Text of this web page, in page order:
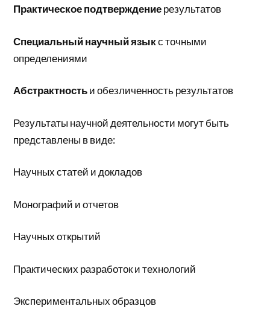
Практическое подтверждениерезультатов
Специальный научный языкс точными
определениями
Абстрактностьи обезличенность результатов
Результаты научной деятельности могут быть
представлены в виде:
Научных статей и докладов
Монографий и отчетов
Научных открытий
Практических разработок и технологий
Экспериментальных образцов